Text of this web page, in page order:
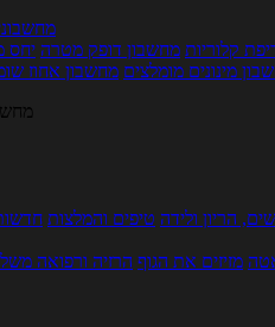
קלוריות מחשבון דופק מטרה יחס
מינונים מומלצים מחשבון אחוז
הריון ולידה טיפים והמלצות
מזיזים את הגוף הרזיה ורפואה